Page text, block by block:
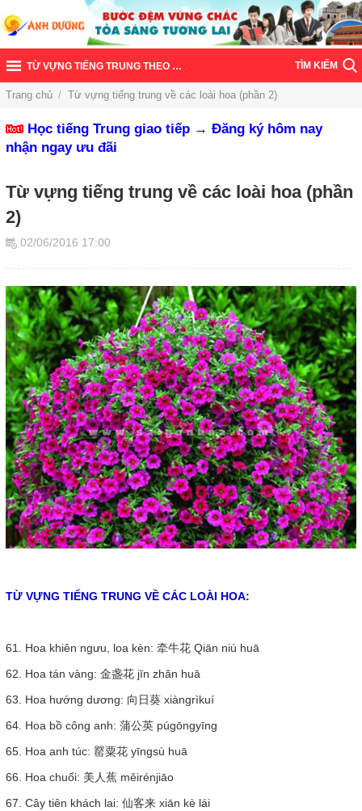
TỪ VỰNG TIẾNG TRUNG THEO CHỦ ĐỀ TÌM KIẾM
Trang chủ / Từ vựng tiếng trung về các loài hoa (phần 2)
Học tiếng Trung giao tiếp → Đăng ký hôm nay
nhận ngay ưu đãi
Từ vựng tiếng trung về các loài hoa (phần
2)
02/06/2016 17:00
TỪ VỰNG TIẾNG TRUNG VỀ CÁC LOÀI HOA:
61. Hoa khiên ngưu, loa kèn: 牵牛花 Qiān niú huā
62. Hoa tán vàng: 金盏花 jīn zhǎn huā
63. Hoa hướng dương: 向日葵 xiàngrìkuí
64. Hoa bồ công anh: 蒲公英 púgōngyīng
65. Hoa anh túc: 罂粟花 yīngsù huā
66. Hoa chuối: 美人蕉 měirénjiāo
67. Cây tiên khách lai: 仙客来 xiān kè lái